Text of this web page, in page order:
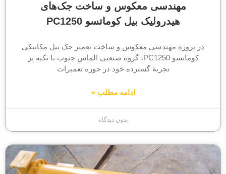
مهندسی معکوس و ساخت جک‌های
هیدرولیک بیل کوماتسو PC1250
در پروژه مهندسی معکوس و ساخت تعمیر جک بیل مکانیکی
کوماتسو PC1250، گروه صنعتی الماس جنوب با تکیه بر
تجربهٔ گسترده خود در حوزه تعمیرات
ادامه مطلب »
بدون دیدگاه